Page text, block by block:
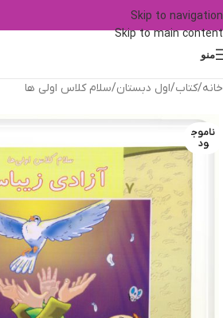
Skip to navigation
Skip to main content
منو
خانه/کتاب/اول دبستان/سلام کلاس اولی ها
ناموج
ود